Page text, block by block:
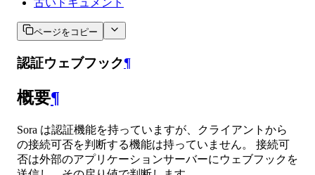
古いドキュメント
ページをコピー
認証ウェブフック¶
概要¶
Sora は認証機能を持っていますが、クライアントから
の接続可否を判断する機能は持っていません。 接続可
否は外部のアプリケーションサーバーにウェブフックを